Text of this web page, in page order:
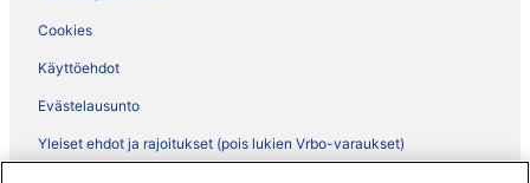
Cookies
Käyttöehdot
Evästelausunto
Yleiset ehdot ja rajoitukset (pois lukien Vrbo-varaukset)